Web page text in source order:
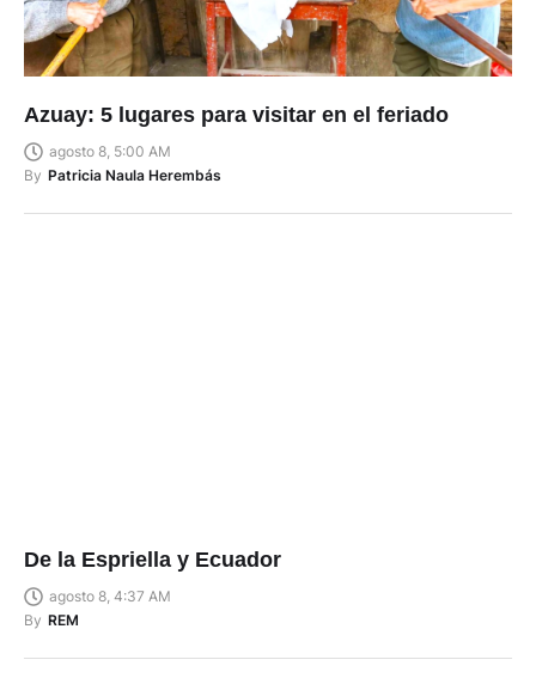
Azuay: 5 lugares para visitar en el feriado
agosto 8, 5:00 AM
By Patricia Naula Herembás
De la Espriella y Ecuador
agosto 8, 4:37 AM
By REM